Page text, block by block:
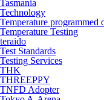
Tasmania
Technology
Temperature
Temperature Testing
teraido
Test Standards
Testing Services
THK
THREEPPY
TNFD Adopter